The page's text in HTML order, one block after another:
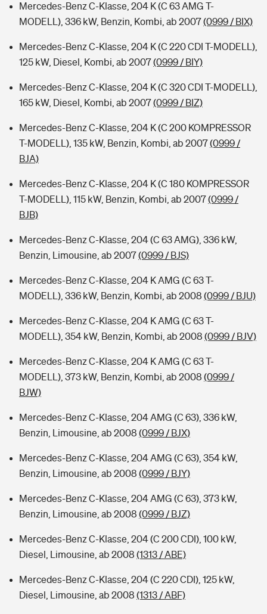
Mercedes-Benz C-Klasse, 204 K (C 63 AMG T-
MODELL), 336 kW, Benzin, Kombi, ab 2007(0999 / BIX)
Mercedes-Benz C-Klasse, 204 K (C 220 CDI T-MODELL),
125 kW, Diesel, Kombi, ab 2007(0999 / BIY)
Mercedes-Benz C-Klasse, 204 K (C 320 CDI T-MODELL),
165 kW, Diesel, Kombi, ab 2007(0999 / BIZ)
Mercedes-Benz C-Klasse, 204 K (C 200 KOMPRESSOR
T-MODELL), 135 kW, Benzin, Kombi, ab 2007(0999 /
BJA)
Mercedes-Benz C-Klasse, 204 K (C 180 KOMPRESSOR
T-MODELL), 115 kW, Benzin, Kombi, ab 2007(0999 /
BJB)
Mercedes-Benz C-Klasse, 204 (C 63 AMG), 336 kW,
Benzin, Limousine, ab 2007(0999 / BJS)
Mercedes-Benz C-Klasse, 204 K AMG (C 63 T-
MODELL), 336 kW, Benzin, Kombi, ab 2008 (0999 / BJU)
Mercedes-Benz C-Klasse, 204 K AMG (C 63 T-
MODELL), 354 kW, Benzin, Kombi, ab 2008 (0999 / BJV)
Mercedes-Benz C-Klasse, 204 K AMG (C 63 T-
MODELL), 373 kW, Benzin, Kombi, ab 2008 (0999 /
BJW)
Mercedes-Benz C-Klasse, 204 AMG (C 63), 336 kW,
Benzin, Limousine, ab 2008 (0999 / BJX)
Mercedes-Benz C-Klasse, 204 AMG (C 63), 354 kW,
Benzin, Limousine, ab 2008 (0999 / BJY)
Mercedes-Benz C-Klasse, 204 AMG (C 63), 373 kW,
Benzin, Limousine, ab 2008 (0999 / BJZ)
Mercedes-Benz C-Klasse, 204 (C 200 CDI), 100 kW,
Diesel, Limousine, ab 2008 (1313 / ABE)
Mercedes-Benz C-Klasse, 204 (C 220 CDI), 125 kW,
Diesel, Limousine, ab 2008 (1313 / ABF)